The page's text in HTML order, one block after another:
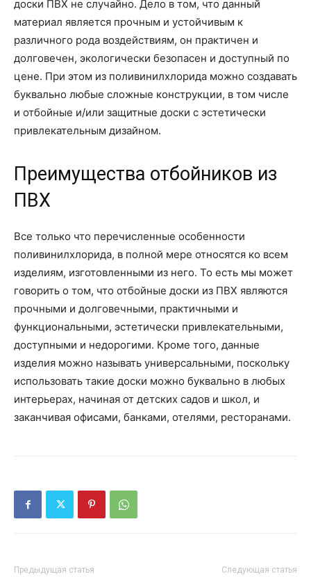
доски ПВХ не случайно. Дело в том, что данный
материал является прочным и устойчивым к
различного рода воздействиям, он практичен и
долговечен, экологически безопасен и доступный по
цене. При этом из поливинилхлорида можно создавать
буквально любые сложные конструкции, в том числе
и отбойные и/или защитные доски с эстетически
привлекательным дизайном.
Преимущества отбойников из
ПВХ
Все только что перечисленные особенности
поливинилхлорида, в полной мере относятся ко всем
изделиям, изготовленными из него. То есть мы может
говорить о том, что отбойные доски из ПВХ являются
прочными и долговечными, практичными и
функциональными, эстетически привлекательными,
доступными и недорогими. Кроме того, данные
изделия можно называть универсальными, поскольку
использовать такие доски можно буквально в любых
интерьерах, начиная от детских садов и школ, и
заканчивая офисами, банками, отелями, ресторанами.
Предыдущая статья Следующая статья